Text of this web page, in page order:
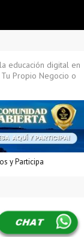
educación digital en
Propio Negocio o
y Participa